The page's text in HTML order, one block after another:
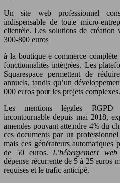
Un site web professionnel
indispensable de toute micro-
clientèle. Les solutions de création
300-800 euros
à la boutique e-commerce
fonctionnalités intégrées. Les
Squarespace permettent de
annuels, tandis qu’un
000 euros pour les projets complexes.
Les mentions légales RGPD
incontournable depuis mai 2018,
amendes pouvant atteindre 4% du
ces documents par un
mais des générateurs automatiques
de 50 euros. L’hébergement
dépense récurrente de 5 à 25 euros
requises et le trafic anticipé.